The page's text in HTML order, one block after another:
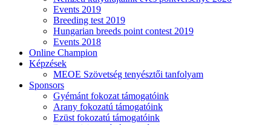
Events 2019
Breeding test 2019
Hungarian breeds point contest 2019
Events 2018
Online Champion
Képzések
MEOE Szövetség tenyésztői tanfolyam
Sponsors
Gyémánt fokozat támogatóink
Arany fokozatú támogatóink
Ezüst fokozatú támogatóink